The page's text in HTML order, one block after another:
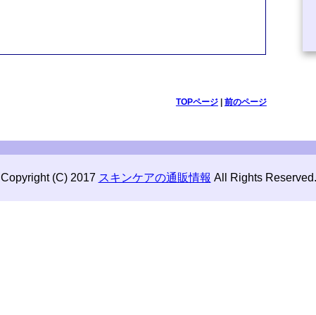
TOPページ| 前のページ
Copyright (C) 2017 スキンケアの通販情報 All Rights Reserved.